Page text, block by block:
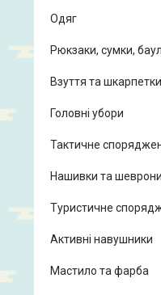
Одяг
Рюкзаки, сумки,
Взуття та шкарпетки
Головні убори
Тактичне
Нашивки та шеврони
Туристичне
Активні навушники
Мастило та фарба